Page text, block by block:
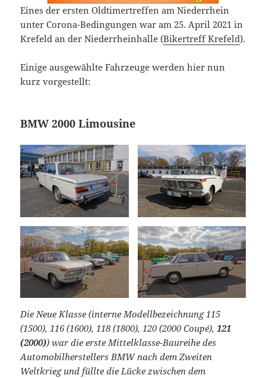
Eines der ersten Oldtimertreffen am Niederrhein
unter Corona-Bedingungen war am 25. April 2021 in
Krefeld an der Niederrheinhalle (Bikertreff Krefeld).
Einige ausgewählte Fahrzeuge werden hier nun
kurz vorgestellt:
BMW 2000 Limousine
Die Neue Klasse (interne Modellbezeichnung 115
(1500), 116 (1600), 118 (1800), 120 (2000 Coupé), 121
(2000)) war die erste Mittelklasse-Baureihe des
Automobilherstellers BMW nach dem Zweiten
Weltkrieg und füllte die Lücke zwischen dem